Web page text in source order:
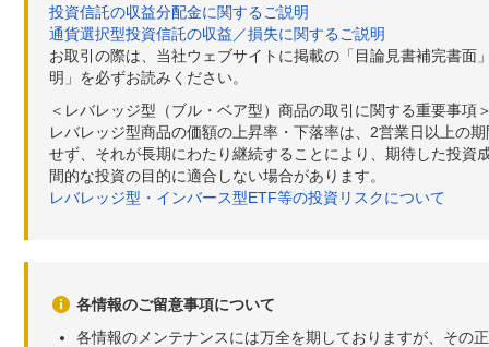
投資信託の収益分配金に関するご説明
通貨選択型投資信託の収益／損失に関するご説明
お取引の際は、当社ウェブサイトに掲載の「目論見書補完書
明」を必ずお読みください。
＜レバレッジ型（ブル・ベア型）商品の取引に関する重要事項
レバレッジ型商品の価額の上昇率・下落率は、2営業日以上の
せず、それが長期にわたり継続することにより、期待した投
間的な投資の目的に適合しない場合があります。
レバレッジ型・インバース型ETF等の投資リスクについて
各情報のご留意事項について
各情報のメンテナンスには万全を期しておりますが、その